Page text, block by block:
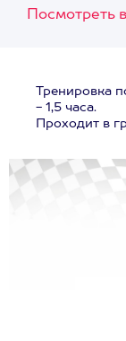
Посмотреть
Тренировка
- 1,5 часа.
Проходит в